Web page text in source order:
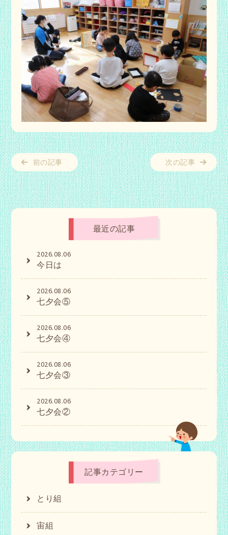
前の記事 次の記事
最近の記事
2026.08.06
今日は
2026.08.06
七夕会⑤
2026.08.06
七夕会④
2026.08.06
七夕会③
2026.08.06
七夕会②
記事カテゴリー
とり組
宙組